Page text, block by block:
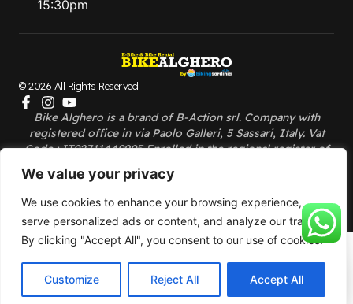
We value your privacy
We use cookies to enhance your browsing experience,
serve personalized ads or content, and analyze our traffic.
By clicking "Accept All", you consent to our use of cookies.
Customize Reject All Accept All
15:30pm
© 2026 All Rights Reserved.
Bike Alghero is a brand of B-Action srl. Company with
registered office in via Paolo Galleri, 5 Sassari, Italy. Vat
Code : IT02711440905 Enrolled in the regional register of
Tour operators with n.452. – BIKEALGHERO. All Rights
Reserved
English ( Englisch )
Deutsch
Italiano
(Italienisch